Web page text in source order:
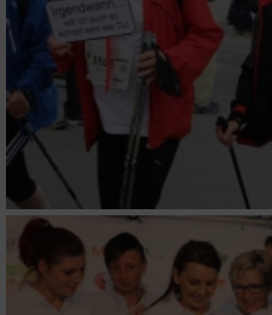
Messung der Werbeleistung
Messung der Performance
Analyse von Zielgruppen
oder Kombinationen von
verschiedenen Quellen
Entwicklung und